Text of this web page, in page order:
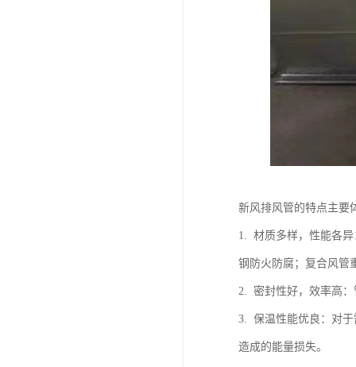
新风排风管的特点主要
1. 材质多样，性能各
钢防火防腐；复合风管
2. 密封性好，效率高
3. 保温性能优良：对于
造成的能量损失。